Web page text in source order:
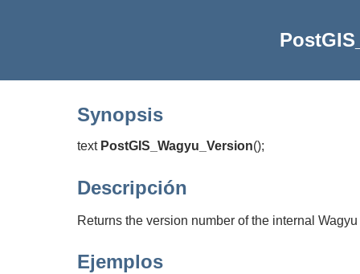
Synopsis
text PostGIS_Wagyu_Version();
Descripción
Returns the version number of the internal
Ejemplos